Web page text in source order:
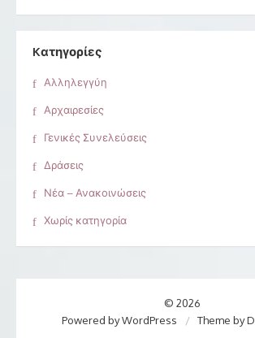
Kατηγορίες
Αλληλεγγύη
Αρχαιρεσίες
Γενικές Συνελεύσεις
Δράσεις
Νέα – Ανακοινώσεις
Χωρίς κατηγορία
© 2026
Powered by WordPress
/ Theme by